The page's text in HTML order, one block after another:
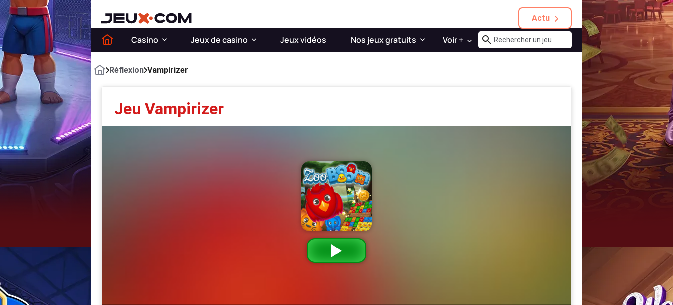
Actu
Casino Jeux de casino Jeux vidéos Nos jeux gratuits Voir +
Réflexion Vampirizer
Jeu Vampirizer